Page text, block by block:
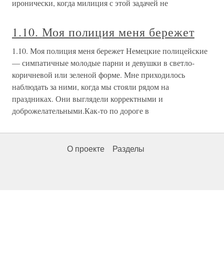
иронически, когда милиция с этой задачей не
1.10. Моя полиция меня бережет
1.10. Моя полиция меня бережет Немецкие полицейские
— симпатичные молодые парни и девушки в светло-
коричневой или зеленой форме. Мне приходилось
наблюдать за ними, когда мы стояли рядом на
праздниках. Они выглядели корректными и
доброжелательными.Как-то по дороге в
О проекте Разделы